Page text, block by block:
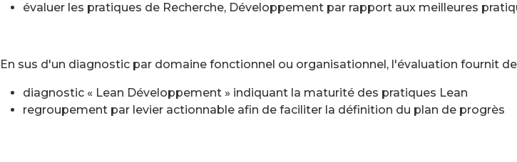
évaluer les pratiques de Recherche, Développement par rapport aux meilleures
En sus d'un diagnostic par domaine fonctionnel ou organisationnel, l'évaluation fournit
diagnostic « Lean Développement » indiquant la maturité des pratiques Lean
regroupement par levier actionnable afin de faciliter la définition du plan de progrès